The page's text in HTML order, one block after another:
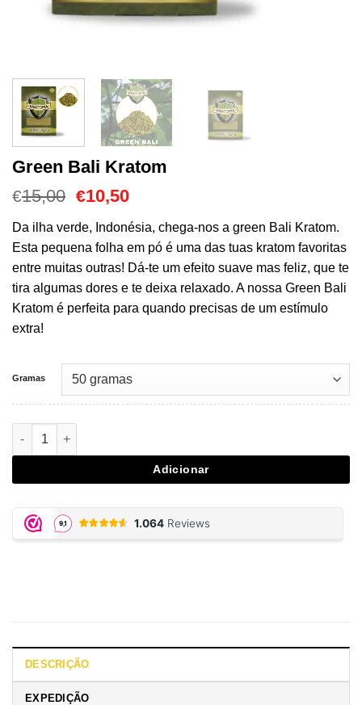
Green Bali Kratom
€15,00 O
original
era:
€15,00.
€10,50O
atual
é:
€10,50.
Da ilha verde, Indonésia, chega-nos a green Bali Kratom.
Esta pequena folha em pó é uma das tuas kratom favoritas
entre muitas outras! Dá-te um efeito suave mas feliz, que te
tira algumas dores e te deixa relaxado. A nossa Green Bali
Kratom é perfeita para quando precisas de um estímulo
extra!
Gramas
Quantidade de Green Bali Kratom
Adicionar
DESCRIÇÃO
EXPEDIÇÃO